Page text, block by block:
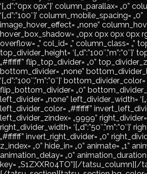
‘{„d”:”0px 0px”}’ column_parallax= „0”
‘{„d”:”100″}’ column_mobile_spacing= „0”
image_hover_effect= „none”
hover_box_shadow= „0px 0px 0px 0px
overflow= „” col_id= „” column_class= „”
top_divider_height= ‘{„d”:”100″,”m”:”0″}’
„#ffffff” flip_top_divider= „0”
bottom_divider= „none”
‘{„d”:”100″,”m”:”0″}’
flip_bottom_divider= „0”
left_divider= „none” left_divider_width=
left_divider_color= „#ffffff”
left_divider_zindex= „9999” right_divider=
right_divider_width= ‘{„d”:”50″,”m”:”0″}’
„#ffffff” invert_right_divider= „0”
z_index= „0” hide_in= „0” animate= „1”
animation_delay= „0”
key= „S1ZXXR04TO”][/tatsu_column][/